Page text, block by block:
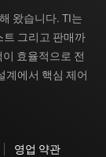
왔습니다. TI는
트 그리고 판매까
효율적으로 전
계에서 핵심 제어
영업 약관